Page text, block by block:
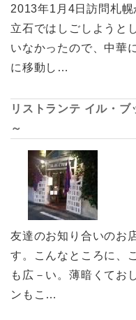
2013年1月4日訪問札幌
立石ではしごしようと
いなかったので、中華
に移動し…
リストランテ イル・
～
友達のお知り合いのお
す。こんなところに、
も広－い。薄暗くてお
ンもこ…